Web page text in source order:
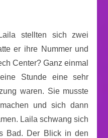
stellten sich zwei
er ihre Nummer und
Center? Ganz einmal
Stunde eine sehr
waren. Sie musste
und sich dann
Laila schwang sich
Bad. Der Blick in den